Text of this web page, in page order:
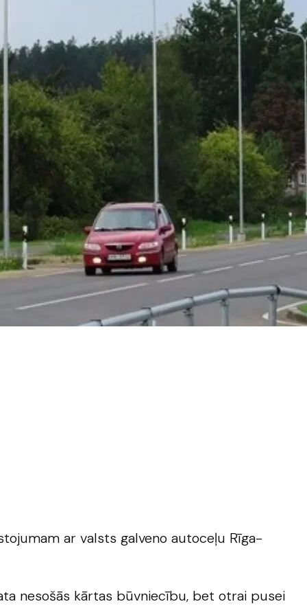
ar valsts galveno autoceļu Rīga-
nesošās kārtas būvniecību, bet otrai pusei